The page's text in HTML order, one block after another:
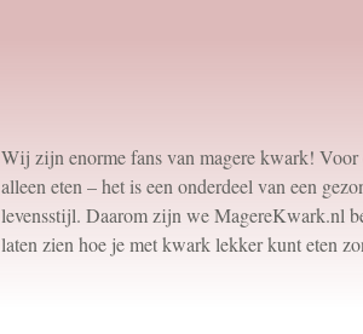
Wij zijn enorme fans van magere kwark! Voor
alleen eten – het is een onderdeel van een
levensstijl. Daarom zijn we MagereKwark.nl
laten zien hoe je met kwark lekker kunt eten